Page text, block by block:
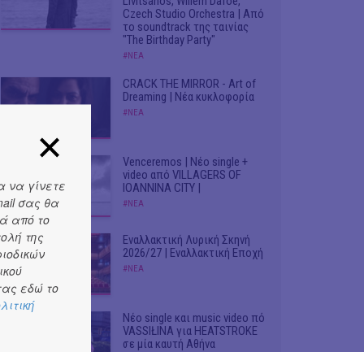
Czech Studio Orchestra | Από
το soundtrack της ταινίας
"The Birthday Party"
#ΝΕΑ
CRACK THE MIRROR - Art of
Dreaming | Νέα κυκλοφορία
#ΝΕΑ
Venceremos | Νέο single +
video από VILLAGERS OF
IOANNINA CITY |
#ΝΕΑ
Εναλλακτική Λυρική Σκηνή
2026/27 | Εναλλακτική Εποχή
#ΝΕΑ
Νέο single και music video πό
VASSIŁINA για HEATSTROKE
σε μία καυτή Αθήνα
να γίνετε
σας θα
από το
της
εδώ το